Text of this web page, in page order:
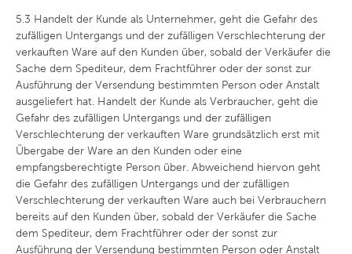
5.3 Handelt der Kunde als Unternehmer, geht die Gefahr des
zufälligen Untergangs und der zufälligen Verschlechterung der
verkauften Ware auf den Kunden über, sobald der Verkäufer die
Sache dem Spediteur, dem Frachtführer oder der sonst zur
Ausführung der Versendung bestimmten Person oder Anstalt
ausgeliefert hat. Handelt der Kunde als Verbraucher, geht die
Gefahr des zufälligen Untergangs und der zufälligen
Verschlechterung der verkauften Ware grundsätzlich erst mit
Übergabe der Ware an den Kunden oder eine
empfangsberechtigte Person über. Abweichend hiervon geht
die Gefahr des zufälligen Untergangs und der zufälligen
Verschlechterung der verkauften Ware auch bei Verbrauchern
bereits auf den Kunden über, sobald der Verkäufer die Sache
dem Spediteur, dem Frachtführer oder der sonst zur
Ausführung der Versendung bestimmten Person oder Anstalt